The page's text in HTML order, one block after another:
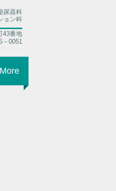
尿器科
ョン科
43番地
－0051
More